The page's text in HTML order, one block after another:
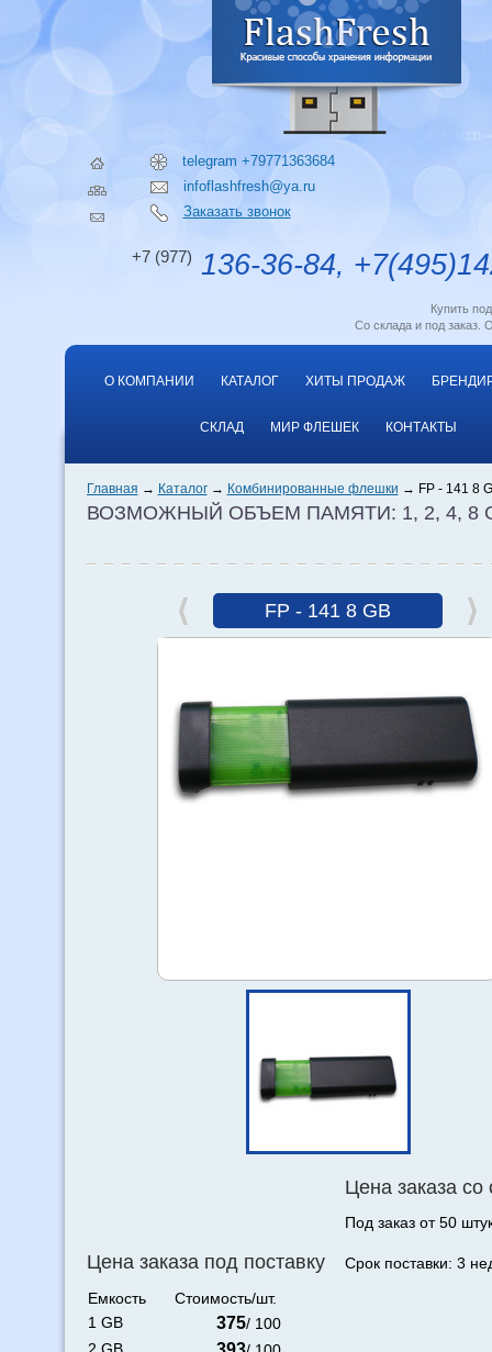
telegram +79771363684
infoflashfresh@ya.ru
Заказать звонок
+7 (977) 136-36-84,
Купить
Со склада и под заказ.
О КОМПАНИИ КАТАЛОГ ХИТЫ ПРОДАЖ
СКЛАД МИР ФЛЕШЕК КОНТАКТЫ
Главная Каталог Комбинированные флешки FP - 141 8
ВОЗМОЖНЫЙ ОБЪЕМ ПАМЯТИ: 1, 2, 4, 8
FP - 141 8 GB
Цена заказа под поставку
Емкость
Стоимость/шт.
1 GB
375/ 100
Цена заказа со
Под заказ от 50
Срок поставки: 3